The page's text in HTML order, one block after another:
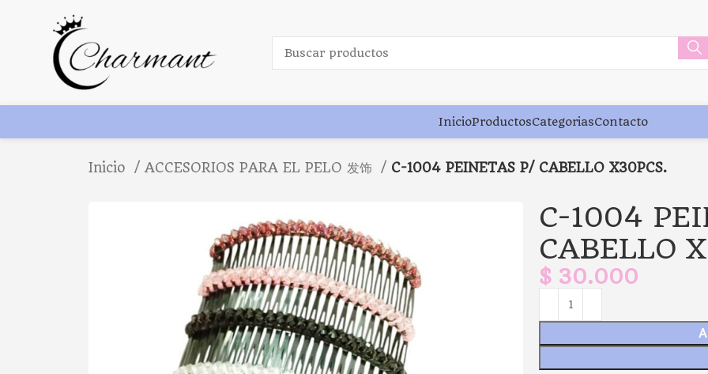
InicioProductosCategoriasContacto
Inicio ACCESORIOS PARA EL PELO 发饰 C-1004 PEINETAS P/ CABELLO X30PCS.
C-1004
CABELLO
$ 30.000